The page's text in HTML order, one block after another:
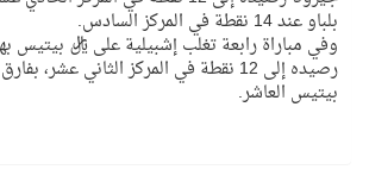
بلباو عند 14 نقطة في المركز السادس.
وفي مباراة رابعة تغلب إشبيلية على ريال بيتيس
رصيده إلى 12 نقطة في المركز الثاني عشر،
بيتيس العاشر.